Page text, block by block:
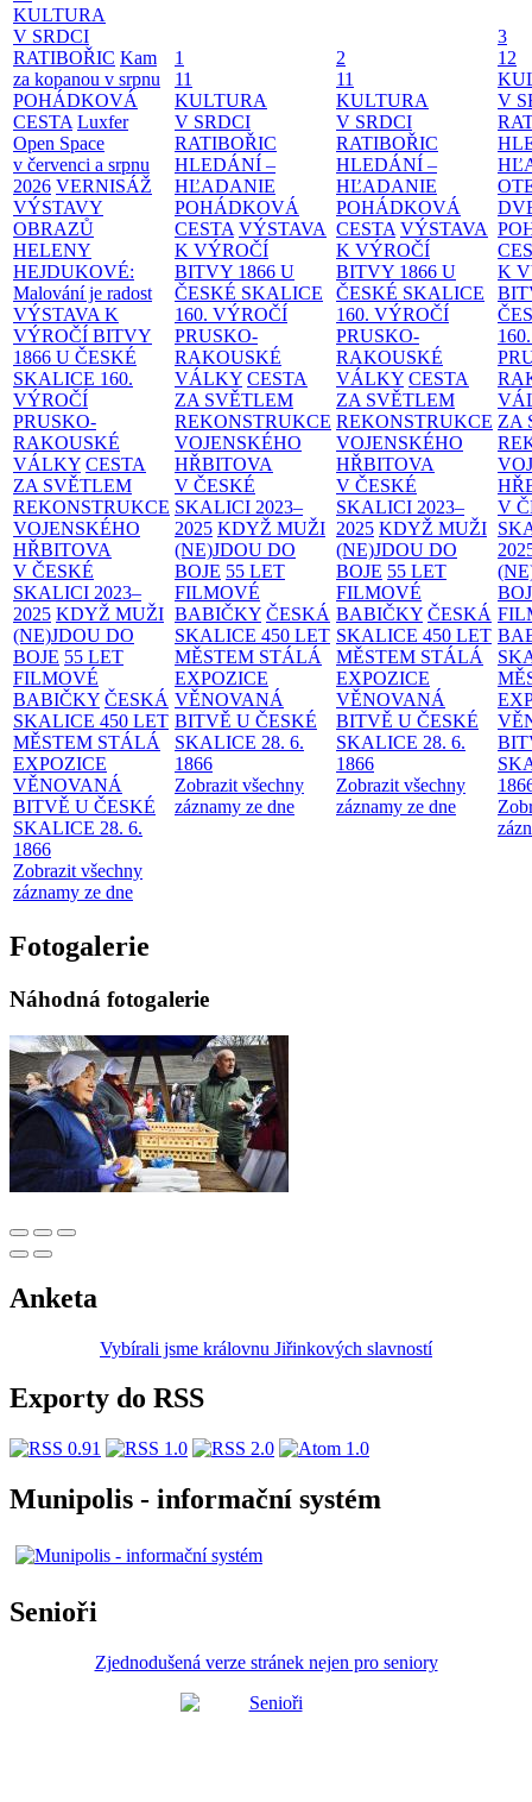
KULTURA
V SRDCI
RATIBOŘIC Kam
za kopanou v srpnu
POHÁDKOVÁ
CESTA Luxfer
Open Space
v červenci a srpnu
2026 VERNISÁŽ
VÝSTAVY
OBRAZŮ
HELENY
HEJDUKOVÉ:
Malování je radost
VÝSTAVA K
VÝROČÍ BITVY
1866 U ČESKÉ
SKALICE 160.
VÝROČÍ
PRUSKO-
RAKOUSKÉ
VÁLKY CESTA
ZA SVĚTLEM
REKONSTRUKCE
VOJENSKÉHO
HŘBITOVA
V ČESKÉ
SKALICI 2023–
2025 KDYŽ MUŽI
(NE)JDOU DO
BOJE 55 LET
FILMOVÉ
BABIČKY ČESKÁ
SKALICE 450 LET
MĚSTEM STÁLÁ
EXPOZICE
VĚNOVANÁ
BITVĚ U ČESKÉ
SKALICE 28. 6.
1866
Zobrazit všechny
záznamy ze dne
1
11
KULTURA
V SRDCI
RATIBOŘIC
HLEDÁNÍ –
HĽADANIE
POHÁDKOVÁ
CESTA VÝSTAVA
K VÝROČÍ
BITVY 1866 U
ČESKÉ SKALICE
160. VÝROČÍ
PRUSKO-
RAKOUSKÉ
VÁLKY CESTA
ZA SVĚTLEM
REKONSTRUKCE
VOJENSKÉHO
HŘBITOVA
V ČESKÉ
SKALICI 2023–
2025 KDYŽ MUŽI
(NE)JDOU DO
BOJE 55 LET
FILMOVÉ
BABIČKY ČESKÁ
SKALICE 450 LET
MĚSTEM STÁLÁ
EXPOZICE
VĚNOVANÁ
BITVĚ U ČESKÉ
SKALICE 28. 6.
1866
Zobrazit všechny
záznamy ze dne
2
11
KULTURA
V SRDCI
RATIBOŘIC
HLEDÁNÍ –
HĽADANIE
POHÁDKOVÁ
CESTA VÝSTAVA
K VÝROČÍ
BITVY 1866 U
ČESKÉ SKALICE
160. VÝROČÍ
PRUSKO-
RAKOUSKÉ
VÁLKY CESTA
ZA SVĚTLEM
REKONSTRUKCE
VOJENSKÉHO
HŘBITOVA
V ČESKÉ
SKALICI 2023–
2025 KDYŽ MUŽI
(NE)JDOU DO
BOJE 55 LET
FILMOVÉ
BABIČKY ČESKÁ
SKALICE 450 LET
MĚSTEM STÁLÁ
EXPOZICE
VĚNOVANÁ
BITVĚ U ČESKÉ
SKALICE 28. 6.
1866
Zobrazit všechny
záznamy ze dne
3
12
V
K
ZA
V
Fotogalerie
Náhodná fotogalerie
Anketa
Vybírali jsme královnu Jiřinkových slavností
Exporty do RSS
Munipolis - informační systém
Senioři
Zjednodušená verze stránek nejen pro seniory